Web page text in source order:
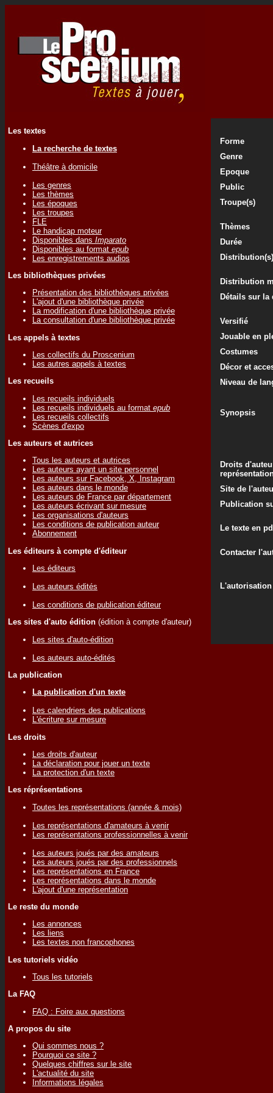
Les textes
La recherche de textes
Théâtre à domicile
Les genres
Les thèmes
Les époques
Les troupes
FLE
Le handicap moteur
Disponibles dans Imparato
Disponibles au format epub
Les enregistrements audios
Les bibliothèques privées
Présentation des bibliothèques privées
L'ajout d'une bibliothèque privée
La modification d'une bibliothèque privée
La consultation d'une bibliothèque privée
Les appels à textes
Les collectifs du Proscenium
Les autres appels à textes
Les recueils
Les recueils individuels
Les recueils individuels au format epub
Les recueils collectifs
Scènes d'expo
Les auteurs et autrices
Tous les auteurs et autrices
Les auteurs ayant un site personnel
Les auteurs sur Facebook, X, Instagram
Les auteurs dans le monde
Les auteurs de France par département
Les auteurs écrivant sur mesure
Les organisations d'auteurs
Les conditions de publication auteur
Abonnement
Les éditeurs à compte d'éditeur
Les éditeurs
Les auteurs édités
Les conditions de publication éditeur
Les sites d'auto édition (édition à compte d'auteur)
Les sites d'auto-édition
Les auteurs auto-édités
La publication
La publication d'un texte
Les calendriers des publications
L'écriture sur mesure
Les droits
Les droits d'auteur
La déclaration pour jouer un texte
La protection d'un texte
Les réprésentations
Toutes les représentations (année & mois)
Les représentations d'amateurs à venir
Les représentations professionnelles à venir
Les auteurs joués par des amateurs
Les auteurs joués par des professionnels
Les représentations en France
Les représentations dans le monde
L'ajout d'une représentation
Le reste du monde
Les annonces
Les liens
Les textes non francophones
Les tutoriels vidéo
Tous les tutoriels
La FAQ
FAQ : Foire aux questions
A propos du site
Qui sommes nous ?
Pourquoi ce site ?
Quelques chiffres sur le site
L'actualité du site
Informations légales
Forme
Genre
Epoque
Public
Troupe(s)
Thèmes
Durée
Distribution(s)
Distribution
Détails sur
Versifié
Jouable en
Costumes
Décor et
Niveau de
Synopsis
Droits
Site de
Publication
Le texte en
Contacter
L'autorisation